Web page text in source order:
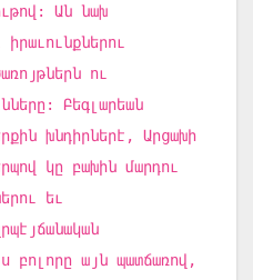
Ան նախ
ու
Բեգլարեան
խնդիրներէ, Արցախի
կը բախին մարդու
եւ
բոլորը այն պատճառով,